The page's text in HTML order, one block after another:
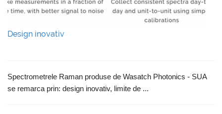
Design inovativ
Spectrometrele Raman produse de Wasatch Photonics - SUA
se remarca prin: design inovativ, limite de ...